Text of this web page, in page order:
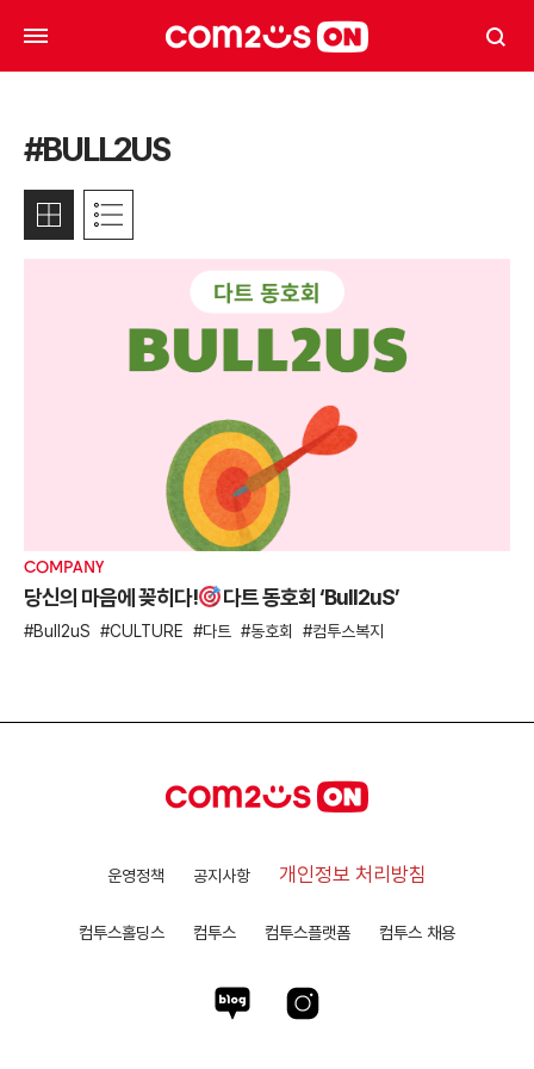
#BULL2US
COMPANY
당신의 마음에 꽂히다! 다트 동호회 ‘Bull2uS’
Bull2uS CULTURE 다트 동호회 컴투스복지
운영정책 공지사항 개인정보 처리방침
컴투스홀딩스 컴투스 컴투스플랫폼 컴투스 채용